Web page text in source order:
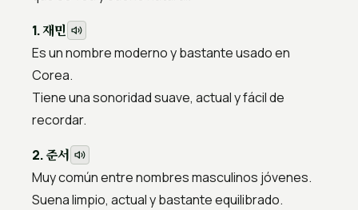
1.재민
Es un nombre moderno y bastante usado en
Corea.
Tiene una sonoridad suave, actual y fácil de
recordar.
2.준서
Muy común entre nombres masculinos jóvenes.
Suena limpio, actual y bastante equilibrado.